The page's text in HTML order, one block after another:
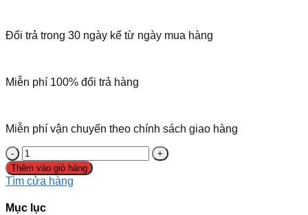
Đổi trả trong 30 ngày kể từ ngày mua hàng
Miễn phí 100% đổi trả hàng
Miễn phí vận chuyển theo chính sách giao hàng
Thêm vào giỏ hàng
Tìm cửa hàng
Mục lục